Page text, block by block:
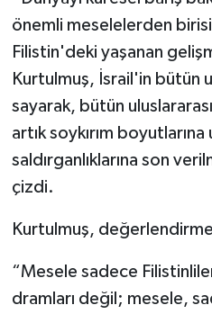
önemli meselelerden
Filistin'deki yaşanan
Kurtulmuş, İsrail'in bütün
sayarak, bütün
artık soykırım boyutlarına
saldırganlıklarına son
çizdi.
Kurtulmuş,
“Mesele sadece
dramları değil; mesele,